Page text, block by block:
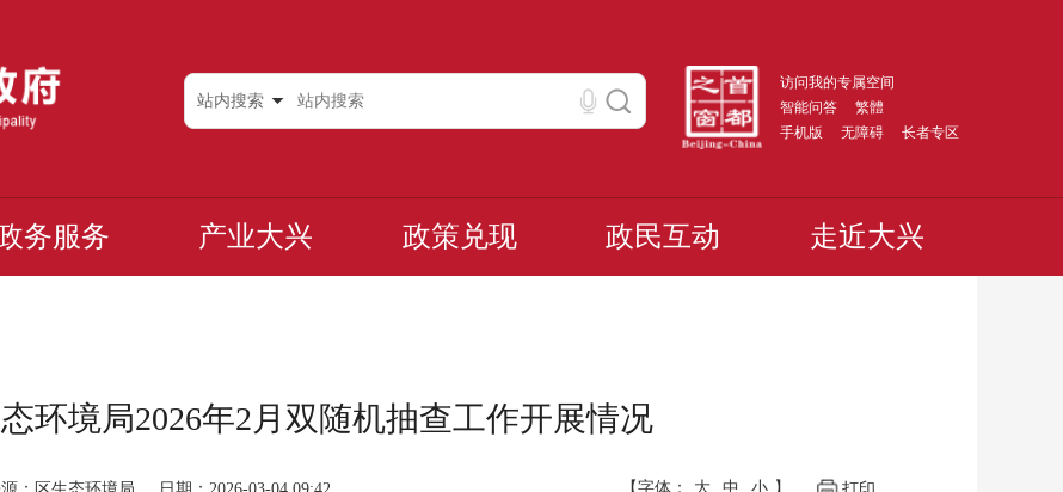
访问我的专属空间
智能问答
繁體
手机版
无障碍 长者专区
站内搜索
务服务 产业大兴 政策兑现 政民互动 走近大兴
环境局2026年2月双随机抽查工作开展情况
【字体： 大 中 小 】